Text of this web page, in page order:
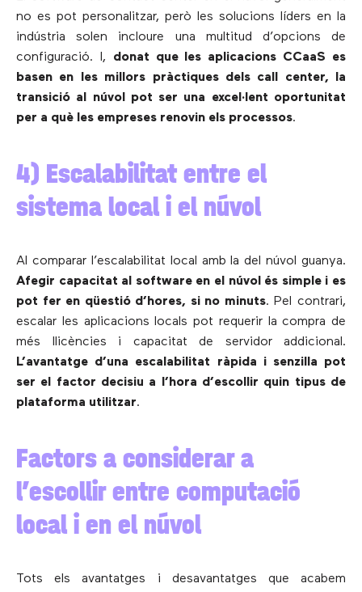
no es pot personalitzar, però les solucions líders en la
indústria solen incloure una multitud d’opcions de
configuració. I, donat que les aplicacions CCaaS es
basen en les millors pràctiques dels call center, la
transició al núvol pot ser una excel·lent oportunitat
per a què les empreses renovin els processos.
4) Escalabilitat entre el
sistema local i el núvol
Al comparar l’escalabilitat local amb la del núvol guanya.
Afegir capacitat al software en el núvol és simple i es
pot fer en qüestió d’hores, si no minuts. Pel contrari,
escalar les aplicacions locals pot requerir la compra de
més llicències i capacitat de servidor addicional.
L’avantatge d’una escalabilitat ràpida i senzilla pot
ser el factor decisiu a l’hora d’escollir quin tipus de
plataforma utilitzar.
Factors a considerar a
l’escollir entre computació
local i en el núvol
Tots els avantatges i desavantatges que acabem